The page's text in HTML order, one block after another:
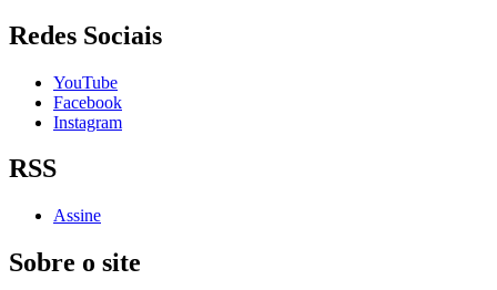
Redes Sociais
YouTube
Facebook
Instagram
RSS
Assine
Sobre o site